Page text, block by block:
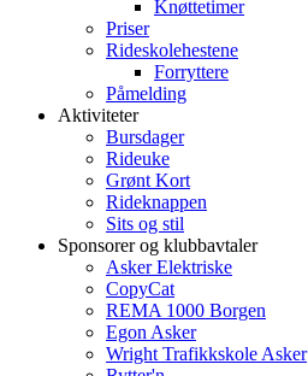
Knøttetimer
Priser
Rideskolehestene
Forryttere
Påmelding
Aktiviteter
Bursdager
Rideuke
Grønt Kort
Rideknappen
Sits og stil
Sponsorer og klubbavtaler
Asker Elektriske
CopyCat
REMA 1000 Borgen
Egon Asker
Wright Trafikkskole Asker